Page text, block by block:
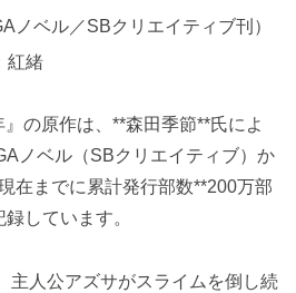
ノベル／SBクリエイティブ刊）
紅緒
』の原作は、**森田季節**氏によ
ノベル（SBクリエイティブ）か
在までに累計発行部数**200万部
しています。
主人公アズサがスライムを倒し続